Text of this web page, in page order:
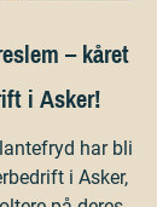
– kåret til
i Asker!
har blitt
Asker, og